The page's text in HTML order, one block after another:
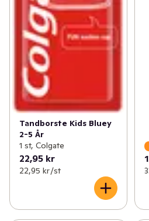
Tandborste Kids Bluey
2-5 År
1 st, Colgate
22,95 kr
22,95 kr /st